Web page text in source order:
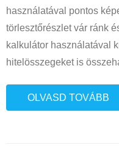
használatával pontos
törlesztőrészlet vár ránk
kalkulátor használatával
hitelösszegeket is
OLVASD TOVÁBB